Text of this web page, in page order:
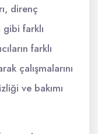
direnç
farklı
farklı
çalışmalarını
ve bakımı